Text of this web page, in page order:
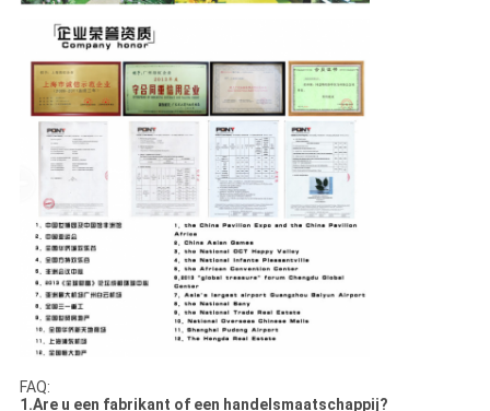
FAQ:
1.Are u een fabrikant of een handelsmaatschappij?